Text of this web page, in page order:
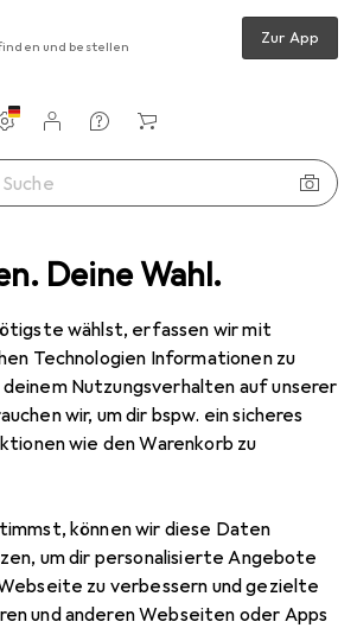
Deine Wahl.
wählst, erfassen wir mit
Technologien Informationen zu
Nutzungsverhalten auf unserer
wir, um dir bspw. ein sicheres
wie den Warenkorb zu
können wir diese Daten
um dir personalisierte Angebote
zu verbessern und gezielte
und anderen Webseiten oder Apps
und bestellen Zur App
Batterien + Akkus Duracell Recharge Ultra
20 Bilder
Ultra